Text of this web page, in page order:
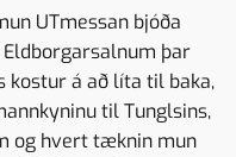
UTmessan bjóða
þar
kostur á að líta til baka,
til Tunglsins,
og hvert tæknin mun